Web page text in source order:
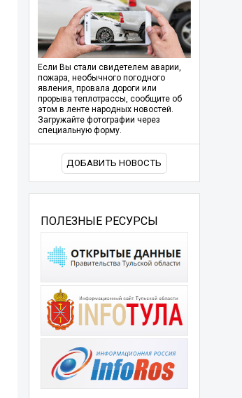
Если Вы стали свидетелем аварии,
пожара, необычного погодного
явления, провала дороги или
прорыва теплотрассы, сообщите об
этом в ленте народных новостей.
Загружайте фотографии через
специальную форму.
ДОБАВИТЬ НОВОСТЬ
ПОЛЕЗНЫЕ РЕСУРСЫ